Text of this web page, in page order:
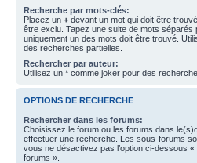
Recherche par mots-clés:
Placez un + devant un mot qui doit être
être exclu. Tapez une suite de mots séparés
uniquement un des mots doit être trouvé.
des recherches partielles.
Rechercher par auteur:
Utilisez un * comme joker pour des
OPTIONS DE RECHERCHE
Rechercher dans les forums:
Choisissez le forum ou les forums dans
effectuer une recherche. Les sous-forums
vous ne désactivez pas l’option ci-dessous
forums ».